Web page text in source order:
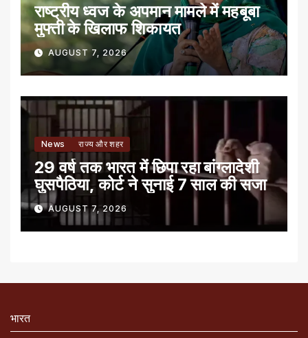
राष्ट्रीय ध्वज के अपमान मामले में महबूबा
मुफ्ती के खिलाफ शिकायत
AUGUST 7, 2026
News राज्य और शहर
29 वर्ष तक भारत में छिपा रहा बांग्लादेशी
घुसपैठिया, कोर्ट ने सुनाई 7 साल की सजा
AUGUST 7, 2026
भारत